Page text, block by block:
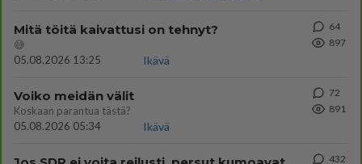
Mitä töitä kaivattusi on tehnyt?
😅
05.08.2026 13:25
Ikävä
64
897
Voiko meidän välit
Koskaan parantua tästä?
05.08.2026 05:34
Ikävä
72
891
432